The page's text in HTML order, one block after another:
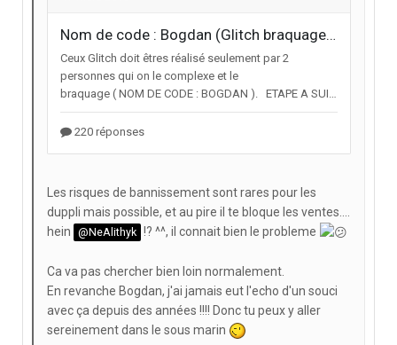
Les risques de bannissement sont rares pour les
duppli mais possible, et au pire il te bloque les ventes....
hein @NeAlithyk !? ^^, il connait bien le probleme
Ca va pas chercher bien loin normalement.
En revanche Bogdan, j'ai jamais eut l'echo d'un souci
avec ça depuis des années !!!! Donc tu peux y aller
sereinement dans le sous marin